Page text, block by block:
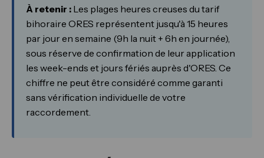
À retenir : Les plages heures creuses du tarif
bihoraire ORES représentent jusqu'à 15 heures
par jour en semaine (9h la nuit + 6h en journée),
sous réserve de confirmation de leur application
les week-ends et jours fériés auprès d'ORES. Ce
chiffre ne peut être considéré comme garanti
sans vérification individuelle de votre
raccordement.